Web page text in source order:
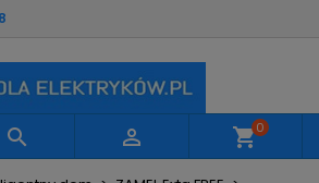
  shopping_cart0
listę
by zapisać produkty na